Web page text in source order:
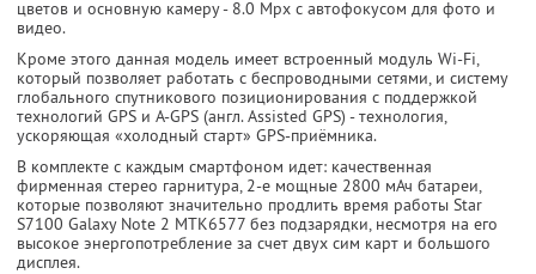
цветов и основную камеру - 8.0 Mpx с автофокусом для фото и
видео.
Кроме этого данная модель имеет встроенный модуль Wi-Fi,
который позволяет работать с беспроводными сетями, и систему
глобального спутникового позиционирования с поддержкой
технологий GPS и A-GPS (англ. Assisted GPS) - технология,
ускоряющая «холодный старт» GPS-приёмника.
В комплекте с каждым смартфоном идет: качественная
фирменная стерео гарнитура, 2-е мощные 2800 мАч батареи,
которые позволяют значительно продлить время работы Star
S7100 Galaxy Note 2 MTK6577 без подзарядки, несмотря на его
высокое энергопотребление за счет двух сим карт и большого
дисплея.